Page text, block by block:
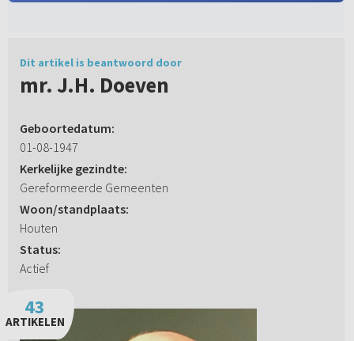
Dit artikel is beantwoord door
mr. J.H. Doeven
Geboortedatum:
01-08-1947
Kerkelijke gezindte:
Gereformeerde Gemeenten
Woon/standplaats:
Houten
Status:
Actief
43
ARTIKELEN